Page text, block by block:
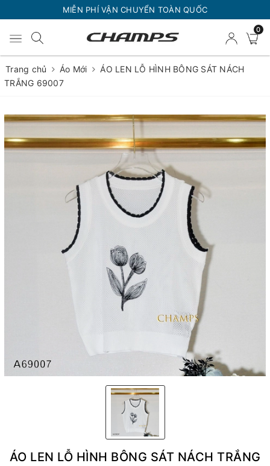
MIỄN PHÍ VẬN CHUYỂN TOÀN QUỐC
0
Trang chủ Áo Mới
ÁO LEN LỖ HÌNH BÔNG SÁT NÁCH
TRẮNG 69007
ÁO LEN LỖ HÌNH BÔNG SÁT NÁCH TRẮNG